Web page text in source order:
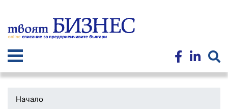
към
основното
Начало